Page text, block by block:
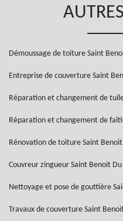
Démoussage de toiture Saint
Entreprise de couverture Saint
Réparation et changement de
Réparation et changement de
Rénovation de toiture Saint
Couvreur zingueur Saint Benoit Du
Nettoyage et pose de gouttière
Travaux de couverture Saint